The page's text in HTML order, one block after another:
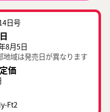
日号
8月5日
域は発売日が異なります
価
Ft2